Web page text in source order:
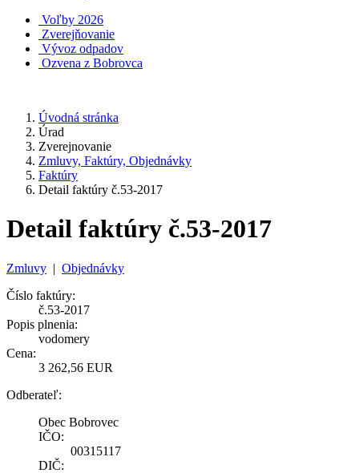
Voľby 2026
Zverejňovanie
Vývoz odpadov
Ozvena z Bobrovca
Úvodná stránka
Úrad
Zverejnovanie
Zmluvy, Faktúry, Objednávky
Faktúry
Detail faktúry č.53-2017
Detail faktúry č.53-2017
Zmluvy | Objednávky
Číslo faktúry:
č.53-2017
Popis plnenia:
vodomery
Cena:
3 262,56 EUR
Odberateľ:
Obec Bobrovec
IČO:
00315117
DIČ: